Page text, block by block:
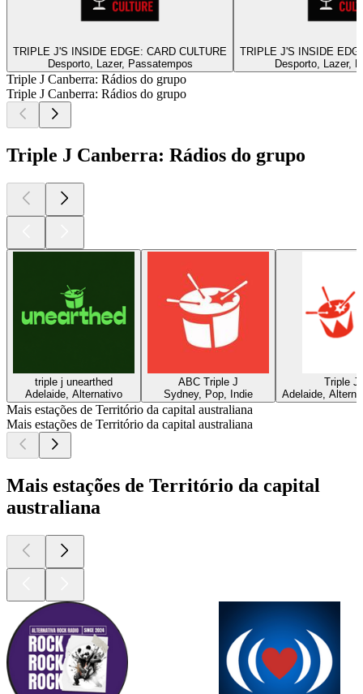
TRIPLE J'S INSIDE EDGE: CARD CULTURE
Desporto, Lazer, Passatempos
TRIPLE J'S INSIDE
Desporto, Lazer,
Triple J Canberra: Rádios do grupo
Triple J Canberra: Rádios do grupo
Triple J Canberra: Rádios do grupo
triple j unearthed
Adelaide, Alternativo
ABC Triple J
Sydney, Pop, Indie
Triple J
Adelaide,
Mais estações de Território da capital australiana
Mais estações de Território da capital australiana
Mais estações de Território da capital
australiana